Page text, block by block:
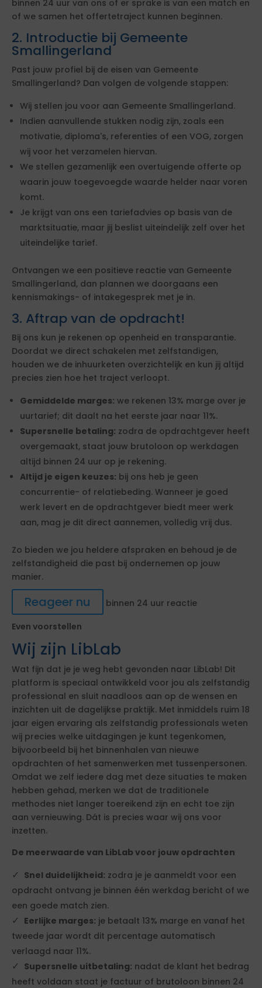
binnen 24 uur van ons of er sprake is van een match en
of we samen het offertetraject kunnen beginnen.
2. Introductie bij Gemeente
Smallingerland
Past jouw profiel bij de eisen van Gemeente
Smallingerland? Dan volgen de volgende stappen:
Wij stellen jou voor aan Gemeente Smallingerland.
Indien aanvullende stukken nodig zijn, zoals een
motivatie, diploma's, referenties of een VOG, zorgen
wij voor het verzamelen hiervan.
We stellen gezamenlijk een overtuigende offerte op
waarin jouw toegevoegde waarde helder naar voren
komt.
Je krijgt van ons een tariefadvies op basis van de
marktsituatie, maar jij beslist uiteindelijk zelf over het
uiteindelijke tarief.
Ontvangen we een positieve reactie van Gemeente
Smallingerland, dan plannen we doorgaans een
kennismakings- of intakegesprek met je in.
3. Aftrap van de opdracht!
Bij ons kun je rekenen op openheid en transparantie.
Doordat we direct schakelen met zelfstandigen,
houden we de inhuurketen overzichtelijk en kun jij altijd
precies zien hoe het traject verloopt.
Gemiddelde marges: we rekenen 13% marge over je
uurtarief; dit daalt na het eerste jaar naar 11%.
Supersnelle betaling: zodra de opdrachtgever heeft
overgemaakt, staat jouw brutoloon op werkdagen
altijd binnen 24 uur op je rekening.
Altijd je eigen keuzes: bij ons heb je geen
concurrentie- of relatiebeding. Wanneer je goed
werk levert en de opdrachtgever biedt meer werk
aan, mag je dit direct aannemen, volledig vrij dus.
Zo bieden we jou heldere afspraken en behoud je de
zelfstandigheid die past bij ondernemen op jouw
manier.
Reageer nu
binnen 24 uur reactie
Even voorstellen
Wij zijn LibLab
Wat fijn dat je je weg hebt gevonden naar LibLab! Dit
platform is speciaal ontwikkeld voor jou als zelfstandig
professional en sluit naadloos aan op de wensen en
inzichten uit de dagelijkse praktijk. Met inmiddels ruim 18
jaar eigen ervaring als zelfstandig professionals weten
wij precies welke uitdagingen je kunt tegenkomen,
bijvoorbeeld bij het binnenhalen van nieuwe
opdrachten of het samenwerken met tussenpersonen.
Omdat we zelf iedere dag met deze situaties te maken
hebben gehad, merken we dat de traditionele
methodes niet langer toereikend zijn en echt toe zijn
aan vernieuwing. Dát is precies waar wij ons voor
inzetten.
De meerwaarde van LibLab voor jouw opdrachten
Snel duidelijkheid: zodra je je aanmeldt voor een
opdracht ontvang je binnen één werkdag bericht of we
een goede match zien.
Eerlijke marges: je betaalt 13% marge en vanaf het
tweede jaar wordt dit percentage automatisch
verlaagd naar 11%.
Supersnelle uitbetaling: nadat de klant het bedrag
heeft voldaan staat je factuur of brutoloon binnen 24